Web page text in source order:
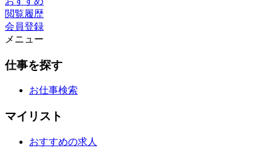
閲覧履歴
会員登録
メニュー
仕事を探す
お仕事検索
マイリスト
おすすめの求人